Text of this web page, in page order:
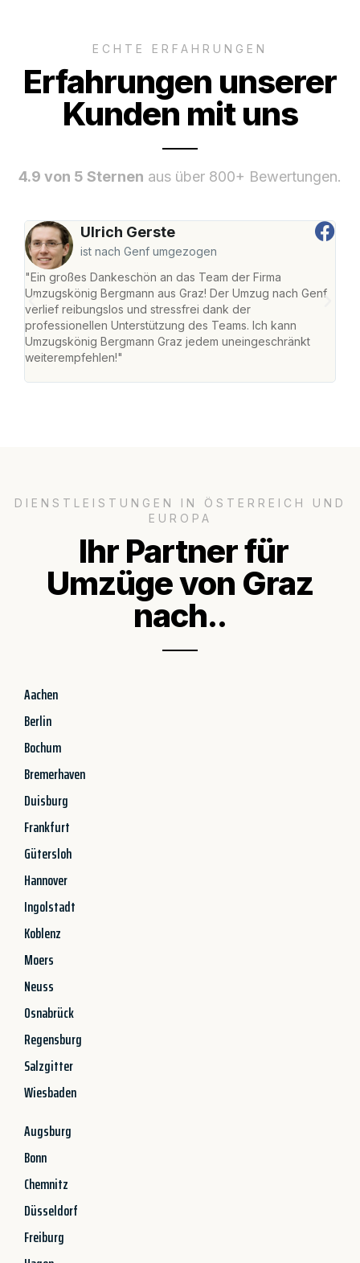
ECHTE ERFAHRUNGEN
Erfahrungen unserer
Kunden mit uns
4.9 von 5 Sternen aus über 800+ Bewertungen.
Ulrich Gerste
ist nach Genf umgezogen
"Ein großes Dankeschön an das Team der Firma
Umzugskönig Bergmann aus Graz! Der Umzug nach Genf
verlief reibungslos und stressfrei dank der
professionellen Unterstützung des Teams. Ich kann
Umzugskönig Bergmann Graz jedem uneingeschränkt
weiterempfehlen!"
DIENSTLEISTUNGEN IN ÖSTERREICH UND
EUROPA
Ihr Partner für
Umzüge von Graz
nach..
Aachen
Berlin
Bochum
Bremerhaven
Duisburg
Frankfurt
Gütersloh
Hannover
Ingolstadt
Koblenz
Moers
Neuss
Osnabrück
Regensburg
Salzgitter
Wiesbaden
Augsburg
Bonn
Chemnitz
Düsseldorf
Freiburg